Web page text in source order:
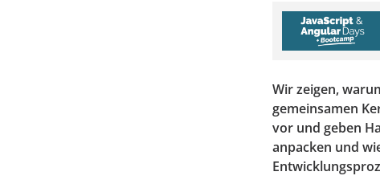
Wir zeigen,
gemeinsamen
vor und geben
anpacken und